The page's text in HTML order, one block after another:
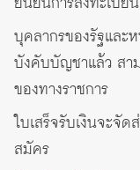
บุคลากรของรัฐและ
บังคับบัญชาแล้ว สา
ของทางราชการ
ใบเสร็จรับเงินจะจั
สมัคร